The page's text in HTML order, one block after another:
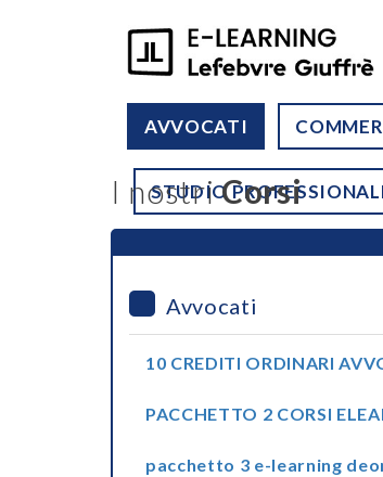
AVVOCATI
STUDIO
I nostriCorsi
Avvocati
10 CREDITI ORDINARI
PACCHETTO 2 CORSI
pacchetto 3 e-learning